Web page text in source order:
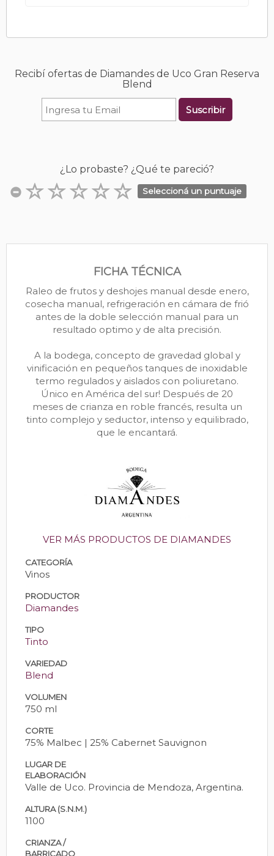
Recibí ofertas de Diamandes de Uco Gran Reserva
Blend
Suscribir
¿Lo probaste? ¿Qué te pareció?
Seleccioná un puntuaje
FICHA TÉCNICA
Raleo de frutos y deshojes manual desde enero,
cosecha manual, refrigeración en cámara de frió
antes de la doble selección manual para un
resultado optimo y de alta precisión.
A la bodega, concepto de gravedad global y
vinificación en pequeños tanques de inoxidable
termo regulados y aislados con poliuretano.
Único en América del sur! Después de 20
meses de crianza en roble francés, resulta un
tinto complejo y seductor, intenso y equilibrado,
que le encantará.
VER MÁS PRODUCTOS DE DIAMANDES
CATEGORÍA
Vinos
PRODUCTOR
Diamandes
TIPO
Tinto
VARIEDAD
Blend
VOLUMEN
750 ml
CORTE
75% Malbec | 25% Cabernet Sauvignon
LUGAR DE
ELABORACIÓN
Valle de Uco. Provincia de Mendoza, Argentina.
ALTURA (S.N.M.)
1100
CRIANZA /
BARRICADO